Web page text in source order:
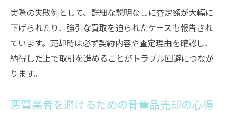
実際の失敗例として、詳細な説明なしに査定額が大幅に
下げられたり、強引な買取を迫られたケースも報告され
ています。売却時は必ず契約内容や査定理由を確認し、
納得した上で取引を進めることがトラブル回避につなが
ります。
悪質業者を避けるための骨董品売却の心得